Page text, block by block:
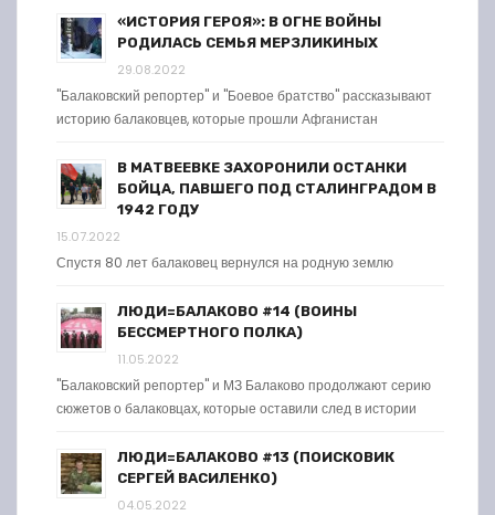
«ИСТОРИЯ ГЕРОЯ»: В ОГНЕ ВОЙНЫ
РОДИЛАСЬ СЕМЬЯ МЕРЗЛИКИНЫХ
29.08.2022
"Балаковский репортер" и "Боевое братство" рассказывают
историю балаковцев, которые прошли Афганистан
В МАТВЕЕВКЕ ЗАХОРОНИЛИ ОСТАНКИ
БОЙЦА, ПАВШЕГО ПОД СТАЛИНГРАДОМ В
1942 ГОДУ
15.07.2022
Спустя 80 лет балаковец вернулся на родную землю
ЛЮДИ=БАЛАКОВО #14 (ВОИНЫ
БЕССМЕРТНОГО ПОЛКА)
11.05.2022
"Балаковский репортер" и МЗ Балаково продолжают серию
сюжетов о балаковцах, которые оставили след в истории
ЛЮДИ=БАЛАКОВО #13 (ПОИСКОВИК
СЕРГЕЙ ВАСИЛЕНКО)
04.05.2022